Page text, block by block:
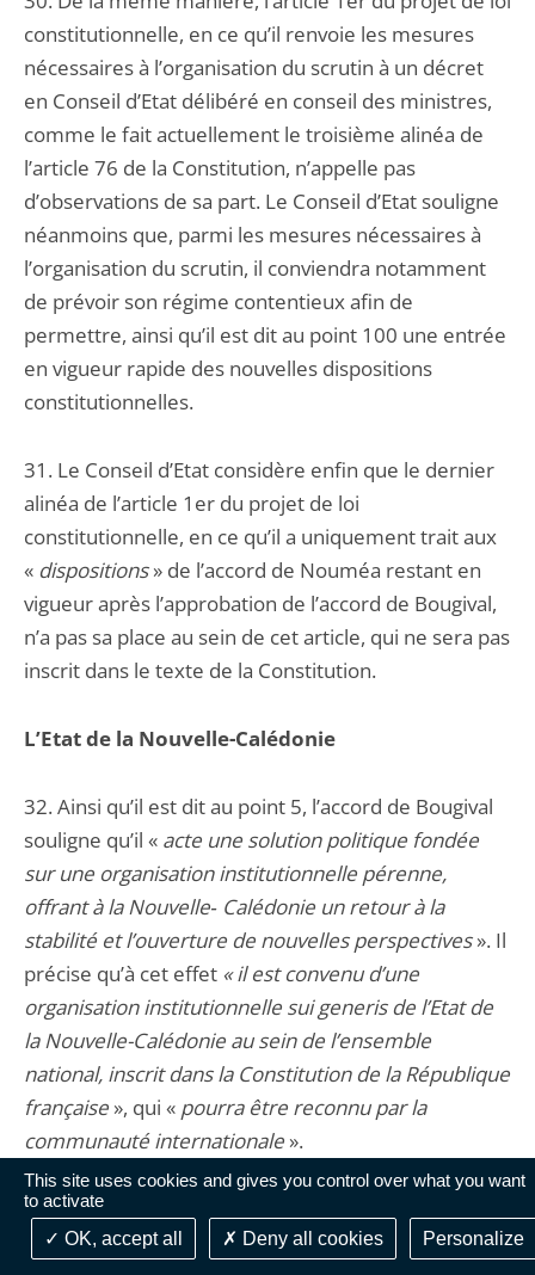
This site uses cookies and gives you control over what you want
to activate
OK, accept all
Deny all cookies Personalize
constitutionnelle, en ce qu’il renvoie les mesures
nécessaires à l’organisation du scrutin à un décret
en Conseil d’Etat délibéré en conseil des ministres,
comme le fait actuellement le troisième alinéa de
l’article 76 de la Constitution, n’appelle pas
d’observations de sa part. Le Conseil d’Etat souligne
néanmoins que, parmi les mesures nécessaires à
l’organisation du scrutin, il conviendra notamment
de prévoir son régime contentieux afin de
permettre, ainsi qu’il est dit au point 100 une entrée
en vigueur rapide des nouvelles dispositions
constitutionnelles.
31. Le Conseil d’Etat considère enfin que le dernier
alinéa de l’article 1er du projet de loi
constitutionnelle, en ce qu’il a uniquement trait aux
« dispositions» de l’accord de Nouméa restant en
vigueur après l’approbation de l’accord de Bougival,
n’a pas sa place au sein de cet article, qui ne sera pas
inscrit dans le texte de la Constitution.
L’Etat de la Nouvelle-Calédonie
32. Ainsi qu’il est dit au point 5, l’accord de Bougival
souligne qu’il « acte une solution politique fondée
sur une organisation institutionnelle pérenne,
offrant à la Nouvelle‑ Calédonie un retour à la
stabilité et l’ouverture de nouvelles perspectives». Il
précise qu’à cet effet « il est convenu d’une
organisation institutionnelle sui generis de l’Etat de
la Nouvelle-Calédonie au sein de l’ensemble
national, inscrit dans la Constitution de la République
française », qui « pourra être reconnu par la
communauté internationale ».
33. Cette nouvelle dénomination «
s’accompagne d’un transfert de compétences au